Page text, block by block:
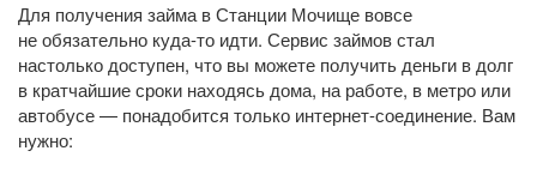
Для получения займа в Станции Мочище вовсе
не обязательно куда-то идти. Сервис займов стал
настолько доступен, что вы можете получить деньги в долг
в кратчайшие сроки находясь дома, на работе, в метро или
автобусе — понадобится только интернет-соединение. Вам
нужно: